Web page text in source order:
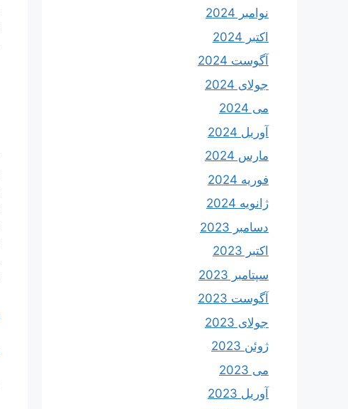
نوامبر 2024
اکتبر 2024
آگوست 2024
جولای 2024
می 2024
آوریل 2024
مارس 2024
فوریه 2024
ژانویه 2024
دسامبر 2023
اکتبر 2023
سپتامبر 2023
آگوست 2023
جولای 2023
ژوئن 2023
می 2023
آوریل 2023